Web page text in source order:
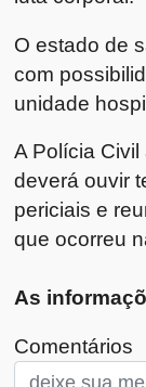
O estado de
com
unidade
A Polícia
deverá ouvir
periciais e
que ocorreu
As
Comentários